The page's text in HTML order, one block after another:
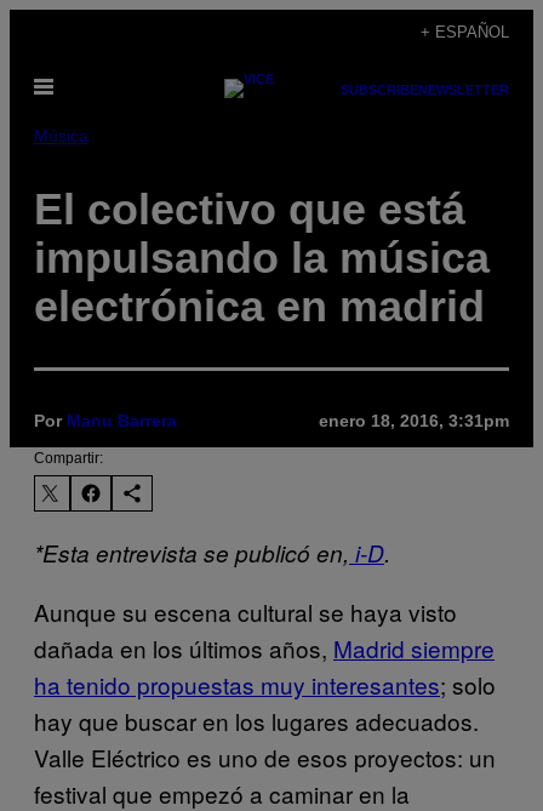
contenido
+ ESPAÑOL
Abrir
SUBSCRIBENEWSLETTER
Música
El colectivo que está
impulsando la música
electrónica en madrid
Por Manu Barrera enero 18, 2016, 3:31pm
Compartir:
*Esta entrevista se publicó en, i-D.
Aunque su escena cultural se haya visto
dañada en los últimos años, Madrid siempre
ha tenido propuestas muy interesantes; solo
hay que buscar en los lugares adecuados.
Valle Eléctrico es uno de esos proyectos: un
festival que empezó a caminar en la